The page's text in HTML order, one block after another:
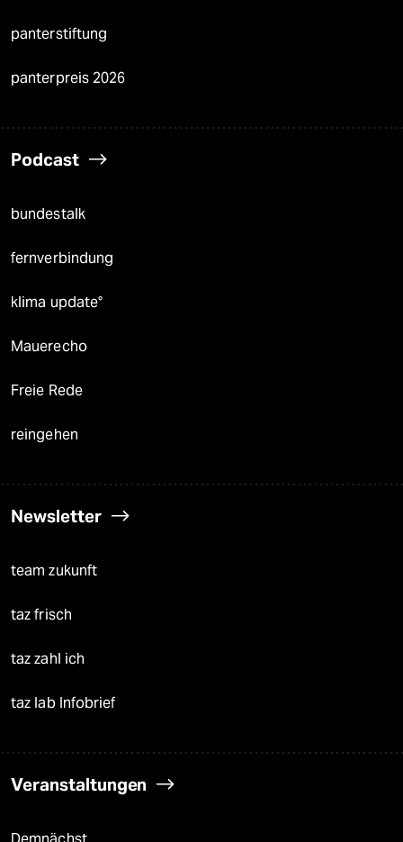
panterstiftung
panterpreis 2026
Podcast
bundestalk
fernverbindung
klima update°
Mauerecho
Freie Rede
reingehen
Newsletter
team zukunft
taz frisch
taz zahl ich
taz lab Infobrief
Veranstaltungen